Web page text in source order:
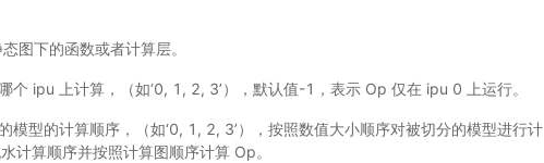
图下的函数或者计算层。
个 ipu 上计算，（如‘0, 1, 2, 3’），默认值-1，表示 Op 仅在 ipu 0 上运行。
模型的计算顺序，（如‘0, 1, 2, 3’），按照数值大小顺序对被切分的模型进行计
计算顺序并按照计算图顺序计算 Op。